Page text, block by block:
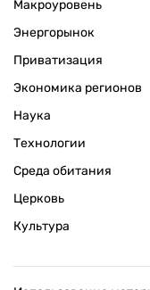
Макроуровень
Энергорынок
Приватизация
Экономика регионов
Наука
Технологии
Среда обитания
Церковь
Культура